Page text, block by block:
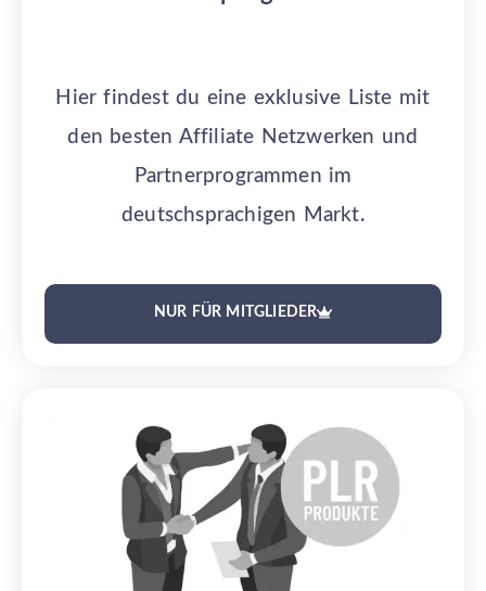
Hier findest du eine exklusive Liste mit
den besten Affiliate Netzwerken und
Partnerprogrammen im
deutschsprachigen Markt.
NUR FÜR MITGLIEDER